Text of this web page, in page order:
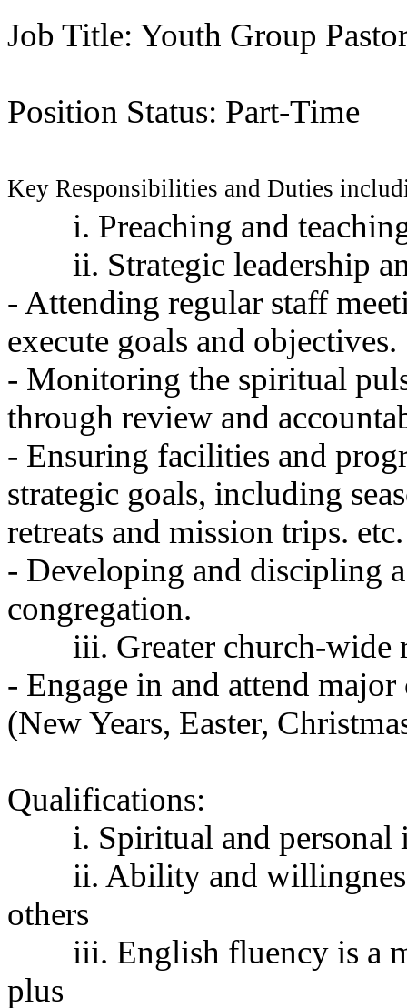
소
minky
출
장
브
우
성
아
탑-
프
리
구
발
부
치
심
중
절
아
e
제
트
Job Title: Youth Group
Position Status: Part-Time
Key Responsibilities and Duties
i. Preaching and
ii. Strategic leadership
- Attending regular staff
execute goals and objectives.
- Monitoring the spiritual
through review and
- Ensuring facilities and
strategic goals, including
retreats and mission trips. etc.
- Developing and discipling
congregation.
iii. Greater church-wide
- Engage in and attend
(New Years, Easter,
Qualifications:
i. Spiritual and
ii. Ability and
others
iii. English fluency is a
plus